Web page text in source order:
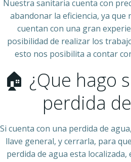
Nuestra sanitaria cuenta con
abandonar la eficiencia, ya
cuentan con una gran
posibilidad de realizar los
esto nos posibilita a contar
🏠 ¿Que hago
perdida
Si cuenta con una perdida de
llave general, y cerrarla, para
perdida de agua esta